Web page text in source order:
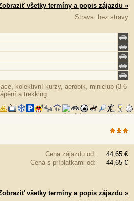
všetky termíny a popis zájazdu »
Strava: bez stravy
kolektivní kurzy, aerobik, miniclub (3-6
a trekking.
Cena zájazdu od:
44,65 €
Cena s príplatkami od:
44,65 €
všetky termíny a popis zájazdu »